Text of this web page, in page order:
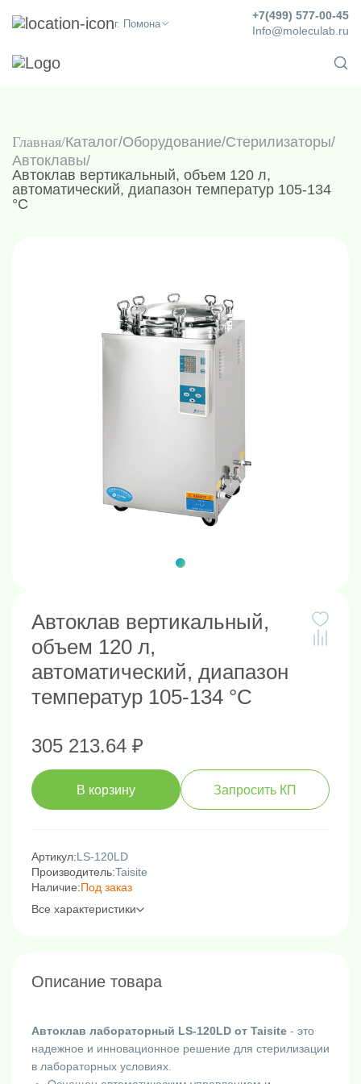
г. Помона
Info@moleculab.ru
+7(499) 577-00-45
Главная Каталог/Оборудование/Стерилизаторы/
Автоклавы/
Автоклав вертикальный, объем 120 л,
автоматический, диапазон температур 105-134
°C
Автоклав вертикальный,
объем 120 л,
автоматический, диапазон
температур 105-134 °C
305 213.64 ₽
В корзину Запросить КП
Артикул:LS-120LD
Производитель:Taisite
Наличие:Под заказ
Все характеристики
Описание товара
Автоклав лабораторный LS-120LD от Taisite - это
надежное и инновационное решение для стерилизации
в лабораторных условиях.